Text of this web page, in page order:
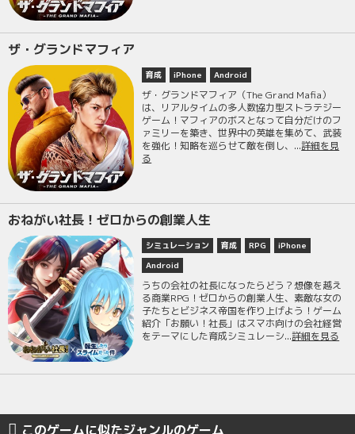
ザ・グランドマフィア
育成 iPhone Android
ザ・グランドマフィア（The Grand Mafia）
は、リアルタイムの多人数協力型ストラテジー
ゲーム！マフィアのボスとなって自分だけのフ
ァミリーを築き、世界中の英雄を集めて、武装
を強化！知略を巡らせて敵を倒し、...詳細を見
る
おねがい社長！ゼロからの創業人生
シミュレーション 育成 RPG
iPhone
Android
うちの会社の社長になったらどう？想像を越え
る商業RPG！ゼロからの創業人生、素敵な女の
子たちとビジネス帝国を作り上げよう！ゲーム
紹介「お願い！社長」はスマホ向けの会社経営
をテーマにした育成シミュレーシ...詳細を見る
このゲームに似たジャンルのゲーム